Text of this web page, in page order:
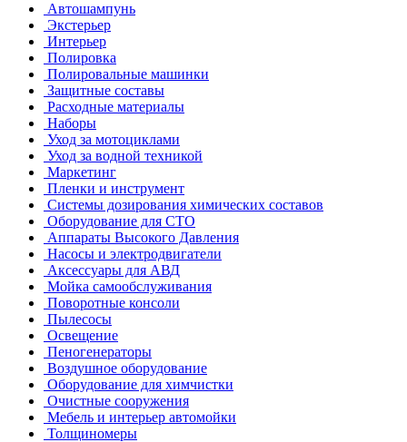
Автошампунь
Экстерьер
Интерьер
Полировка
Полировальные машинки
Защитные составы
Расходные материалы
Наборы
Уход за мотоциклами
Уход за водной техникой
Маркетинг
Пленки и инструмент
Системы дозирования химических составов
Оборудование для СТО
Аппараты Высокого Давления
Насосы и электродвигатели
Аксессуары для АВД
Мойка самообслуживания
Поворотные консоли
Пылесосы
Освещение
Пеногенераторы
Воздушное оборудование
Оборудование для химчистки
Очистные сооружения
Мебель и интерьер автомойки
Толщиномеры